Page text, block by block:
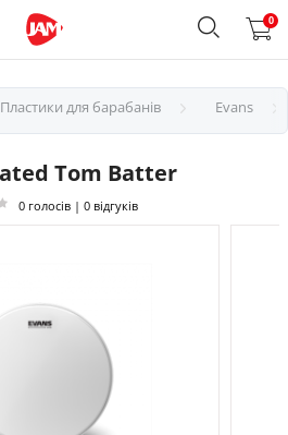
0
Пластики для барабанів Evans
Tom Batter
0 голосів | 0 відгуків